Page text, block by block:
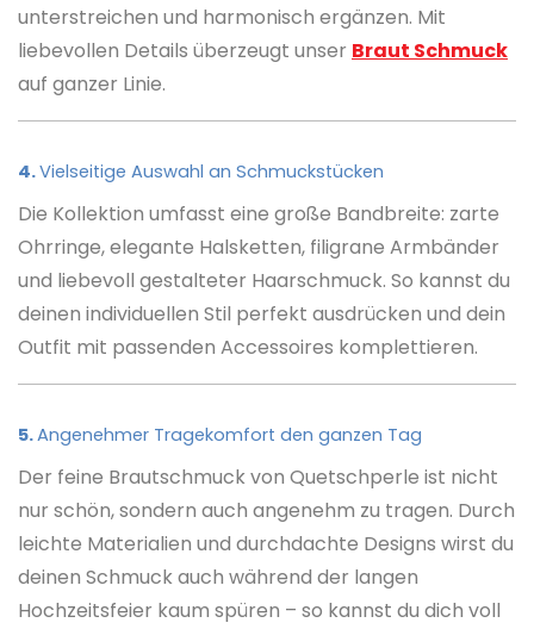
unterstreichen und harmonisch ergänzen. Mit
liebevollen Details überzeugt unser Braut Schmuck
auf ganzer Linie.
4.Vielseitige Auswahl an Schmuckstücken
Die Kollektion umfasst eine große Bandbreite: zarte
Ohrringe, elegante Halsketten, filigrane Armbänder
und liebevoll gestalteter Haarschmuck. So kannst du
deinen individuellen Stil perfekt ausdrücken und dein
Outfit mit passenden Accessoires komplettieren.
5.Angenehmer Tragekomfort den ganzen Tag
Der feine Brautschmuck von Quetschperle ist nicht
nur schön, sondern auch angenehm zu tragen. Durch
leichte Materialien und durchdachte Designs wirst du
deinen Schmuck auch während der langen
Hochzeitsfeier kaum spüren – so kannst du dich voll